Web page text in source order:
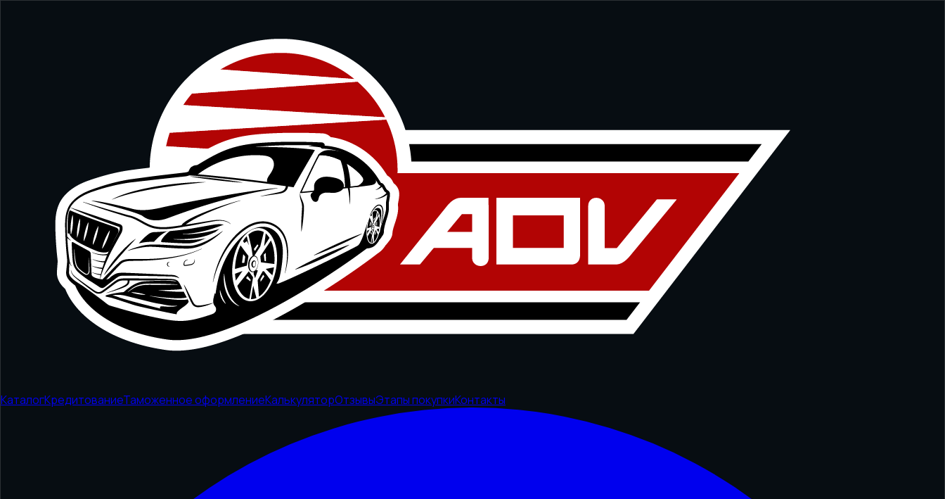
КаталогКредитованиеТаможенное оформлениеКалькуляторОтзывыЭтапы покупкиКонтакты